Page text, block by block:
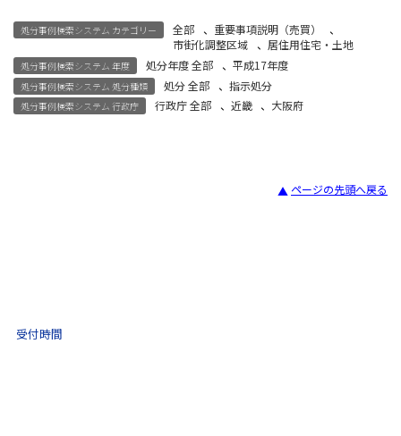
処分事例検索システム カテゴリー 全部 、 重要事項説明（売買）
、
市街化調整区域
、 居住用住宅・土地
処分事例検索システム 年度 処分年度 全部 、 平成17年度
処分事例検索システム 処分種類 処分 全部 、 指示処分
処分事例検索システム 行政庁 行政庁 全部 、 近畿 、 大阪府
ページの先頭へ戻る
受付時間